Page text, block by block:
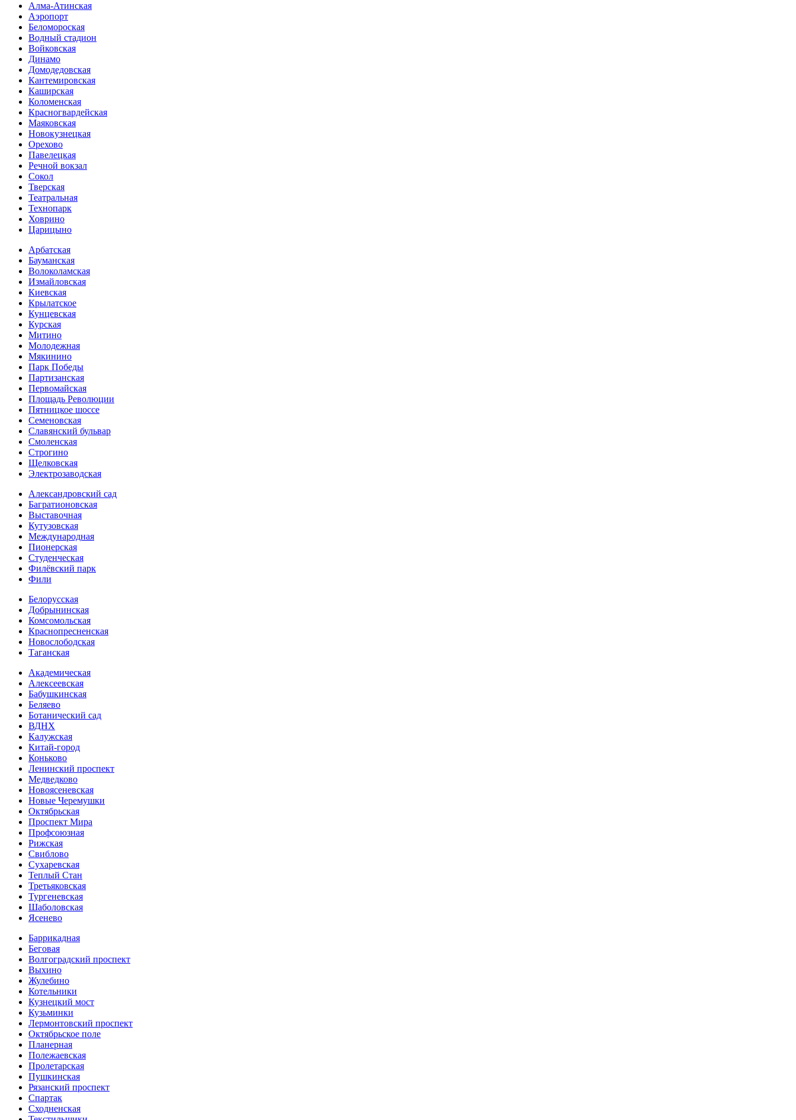
Алма-Атинская
Аэропорт
Беломороская
Водный стадион
Войковская
Динамо
Домоде­довская
Кантеми­ровская
Каширская
Коломенская
Красногвар­дейская
Маяковская
Новокузнецкая
Орехово
Павелецкая
Речной вокзал
Сокол
Тверская
Театральная
Технопарк
Ховрино
Царицыно
Арбатская
Бауманская
Волоколамская
Измайловская
Киевская
Крылатское
Кунцевская
Курская
Митино
Молодежная
Мякинино
Парк Победы
Партизанская
Первомайская
Площадь Революции
Пятницкое шоссе
Семеновская
Славянский бульвар
Смоленская
Строгино
Щелковская
Электро­заводская
Александ­ровский сад
Багратионовская
Выставочная
Кутузовская
Международная
Пионерская
Студенческая
Филёвский парк
Фили
Белорусская
Добрынинская
Комсо­мольская
Краснопресненская
Новослободская
Таганская
Академическая
Алексеевская
Бабушкинская
Беляево
Ботанический сад
ВДНХ
Калужская
Китай-город
Коньково
Ленинский проспект
Медведково
Новоясе­невская
Новые Черемушки
Октябрьская
Проспект Мира
Профсоюзная
Рижская
Свиблово
Сухаревская
Теплый Стан
Третьяковская
Тургеневская
Шаболовская
Ясенево
Баррикадная
Беговая
Волгоградский проспект
Выхино
Жулебино
Котельники
Кузнецкий мост
Кузьминки
Лермонтовский проспект
Октябрьское поле
Планерная
Полежаевская
Пролетарская
Пушкинская
Рязанский проспект
Спартак
Сходненская